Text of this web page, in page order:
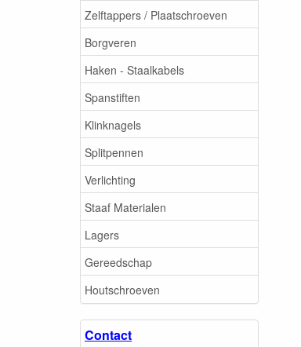
Zelftappers / Plaatschroeven
Borgveren
Haken - Staalkabels
Spanstiften
Klinknagels
Splitpennen
Verlichting
Staaf Materialen
Lagers
Gereedschap
Houtschroeven
Contact